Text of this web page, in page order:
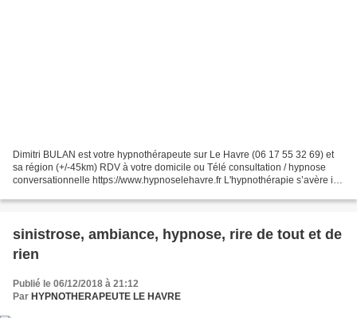
Dimitri BULAN est votre hypnothérapeute sur Le Havre (06 17 55 32 69) et
sa région (+/-45km) RDV à votre domicile ou Télé consultation / hypnose
conversationnelle https://www.hypnoselehavre.fr L'hypnothérapie s’avère ici
sinistrose, ambiance, hypnose, rire de tout et de
rien
Publié le 06/12/2018 à 21:12
Par HYPNOTHERAPEUTE LE HAVRE